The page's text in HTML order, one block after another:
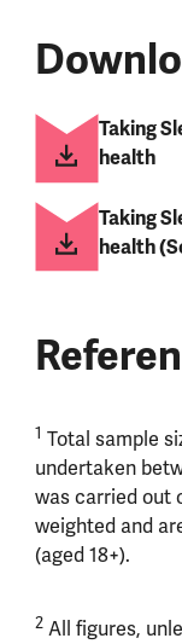
Taking
health
Taking
health
1 Total sample
undertaken
was carried out
weighted and
(aged 18+).
2All figures,